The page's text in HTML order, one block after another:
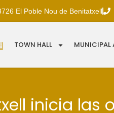
El Poble Nou de Benitatxell
TOWN HALL MUNICIPAL
inicia las